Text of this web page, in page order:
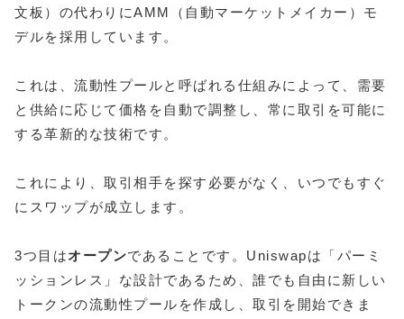
文板）の代わりにAMM（自動マーケットメイカー）モ
デルを採用しています。
これは、流動性プールと呼ばれる仕組みによって、需要
と供給に応じて価格を自動で調整し、常に取引を可能に
する革新的な技術です。
これにより、取引相手を探す必要がなく、いつでもすぐ
にスワップが成立します。
3つ目はオープンであることです。Uniswapは「パーミ
ッションレス」な設計であるため、誰でも自由に新しい
トークンの流動性プールを作成し、取引を開始できま